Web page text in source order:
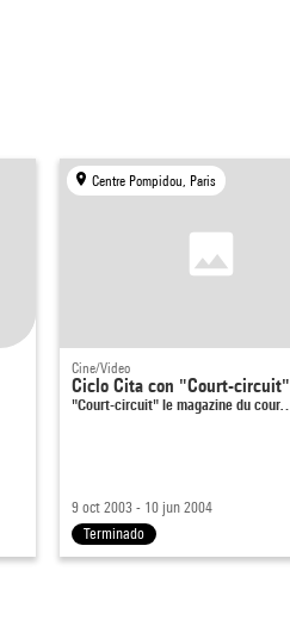
Centre Pompidou, Paris
Cine/Video
Ciclo Cita con "Court-circuit"
"Court-circuit" le magazine du cour…
9 oct 2003 - 10 jun 2004
Terminado